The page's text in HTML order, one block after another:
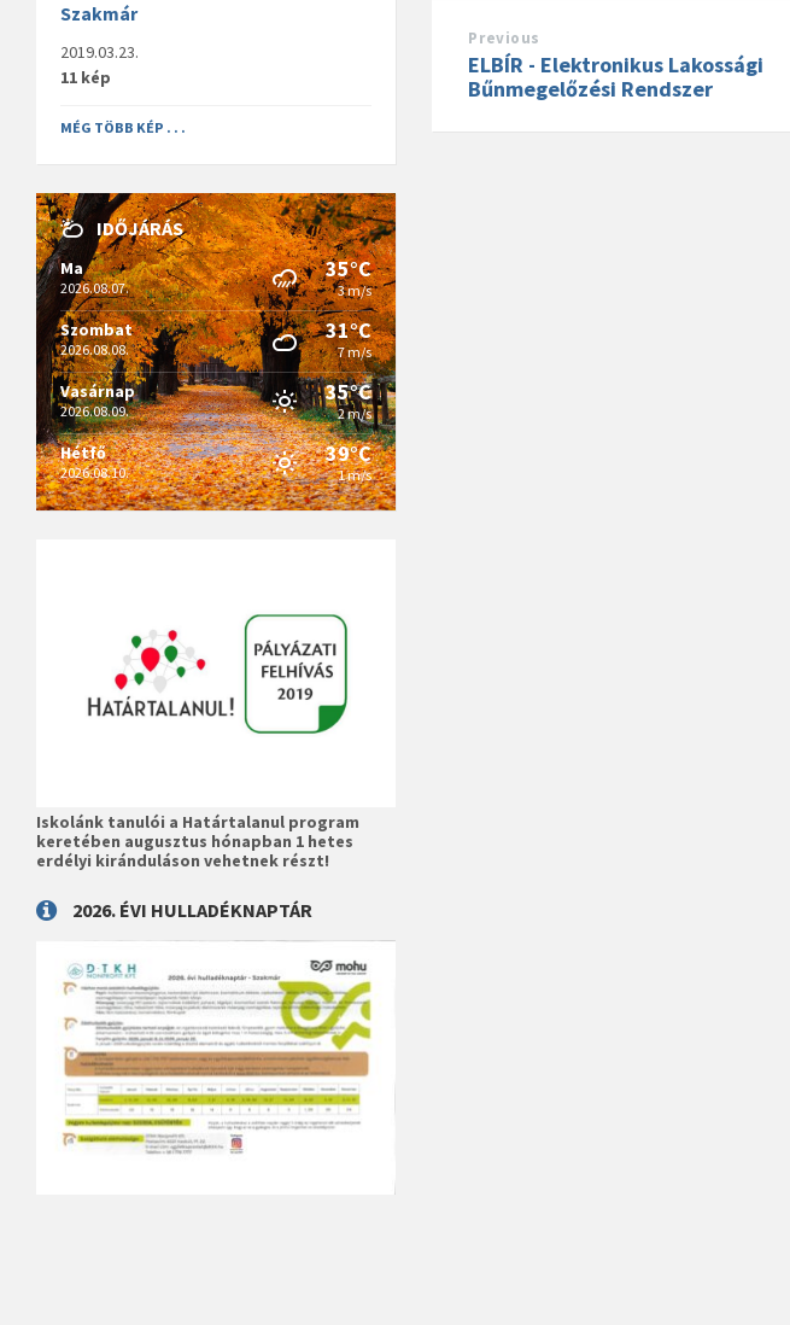
Previous
ELBÍR - Elektronikus Lakossági
Bűnmegelőzési Rendszer
Szakmár
2019.03.23.
11 kép
MÉG TÖBB KÉP . . .
IDŐJÁRÁS
Ma
2026.08.07.
35°C
3 m/s
Szombat
2026.08.08.
31°C
7 m/s
Vasárnap
2026.08.09.
35°C
2 m/s
Hétfő
2026.08.10.
39°C
1 m/s
Iskolánk tanulói a Határtalanul program
keretében augusztus hónapban 1 hetes
erdélyi kiránduláson vehetnek részt!
2026. ÉVI HULLADÉKNAPTÁR